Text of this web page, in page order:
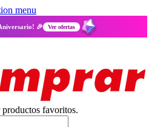
menu
🎉 Ver ofertas
favoritos.